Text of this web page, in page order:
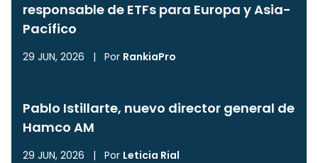
responsable de ETFs para Europa y Asia-
Pacífico
29 JUN, 2026 | Por RankiaPro
Pablo Istillarte, nuevo director general de
Hamco AM
29 JUN, 2026 | Por Leticia Rial